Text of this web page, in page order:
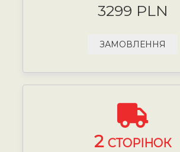
3299 PLN
ЗАМОВЛЕННЯ
2 СТОРІНОК